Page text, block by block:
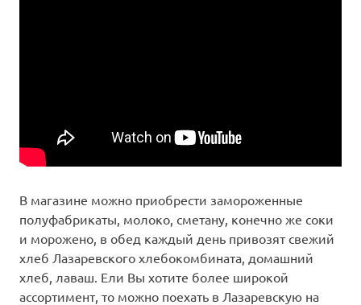
В магазине можно приобрести замороженные
полуфабрикаты, молоко, сметану, конечно же соки
и морожено, в обед каждый день привозят свежий
хлеб Лазаревского хлебокомбината, домашний
хлеб, лаваш. Ели Вы хотите более широкой
ассортимент, то можно поехать в Лазаревскую на